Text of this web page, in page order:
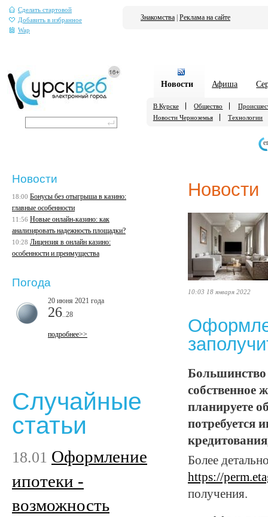
Сделать стартовой
Добавить в избранное
Wap
Знакомства Реклама на сайте
Новости Афиша
В Курске Общество
Новости Черноземья
Технологии
Новости
10:03 18 января 2022
Большинство
собственное
планируете
потребуется
Более
https://
получения.
Новости
18:00 Бонусы без отыгрыша в казино:
главные особенности
11:56 Новые онлайн-казино: как
анализировать надежность площадки?
10:28 Лицензия в онлайн казино:
особенности и преимущества
Погода
20 июня 2021 года
26 ..28
подробнее>>
Случайные
статьи
18.01 Оформление
ипотеки -
возможность